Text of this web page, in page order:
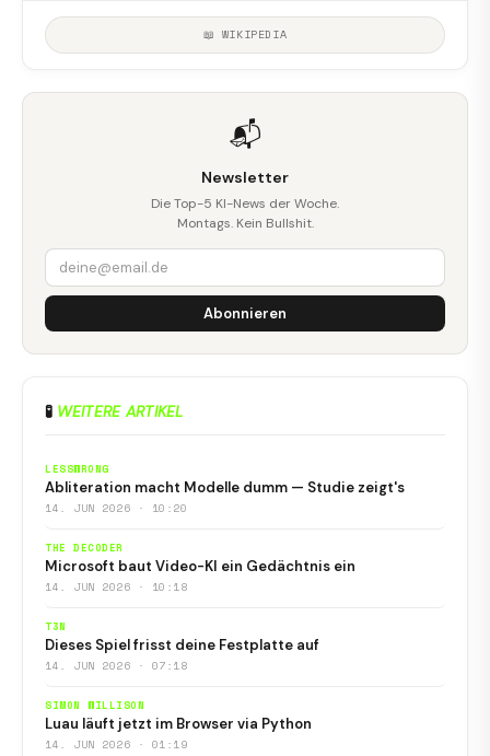
📖 WIKIPEDIA
📬
Newsletter
Die Top-5 KI-News der Woche.
Montags. Kein Bullshit.
Abonnieren
🧪 WEITERE ARTIKEL
LESSWRONG
Abliteration macht Modelle dumm — Studie zeigt's
14. JUN 2026 · 10:20
THE DECODER
Microsoft baut Video-KI ein Gedächtnis ein
14. JUN 2026 · 10:18
T3N
Dieses Spiel frisst deine Festplatte auf
14. JUN 2026 · 07:18
SIMON WILLISON
Luau läuft jetzt im Browser via Python
14. JUN 2026 · 01:19